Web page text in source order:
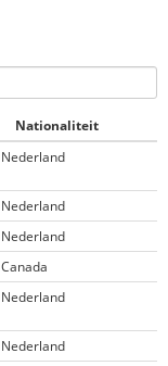
Nationaliteit
Nederland
Nederland
Nederland
Canada
Nederland
Nederland